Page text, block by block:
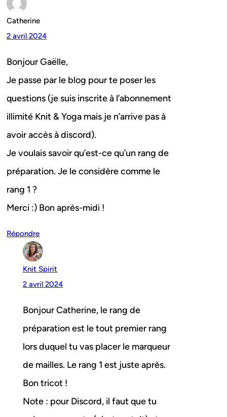
Catherine
2 avril 2024
Bonjour Gaëlle,
Je passe par le blog pour te poser les
questions (je suis inscrite à l’abonnement
illimité Knit & Yoga mais je n’arrive pas à
avoir accès à discord).
Je voulais savoir qu’est-ce qu’un rang de
préparation. Je le considère comme le
rang 1 ?
Merci :) Bon après-midi !
Répondre
Knit Spirit
2 avril 2024
Bonjour Catherine, le rang de
préparation est le tout premier rang
lors duquel tu vas placer le marqueur
de mailles. Le rang 1 est juste après.
Bon tricot !
Note : pour Discord, il faut que tu